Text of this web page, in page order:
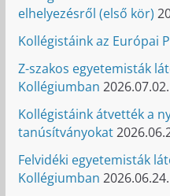
elhelyezésről (első kör)
Kollégistáink az Európai
Z-szakos egyetemisták
Kollégiumban 2026.07.02.
Kollégistáink átvették a
tanúsítványokat
Felvidéki egyetemisták
Kollégiumban 2026.06.24.